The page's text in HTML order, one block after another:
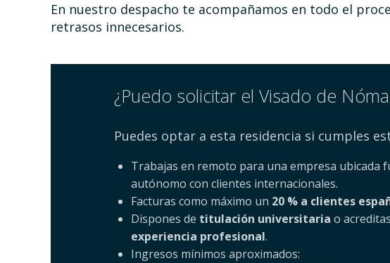
En nuestro despacho te acompañamos en todo el
retrasos innecesarios.
¿Puedo solicitar el Visado de
Puedes optar a esta residencia si cumples
Trabajas en remoto para una empresa ubicada
autónomo con clientes internacionales.
Facturas como máximo un 20 % a clientes
Dispones de titulación universitaria o acreditas
experiencia profesional.
Ingresos mínimos aproximados: